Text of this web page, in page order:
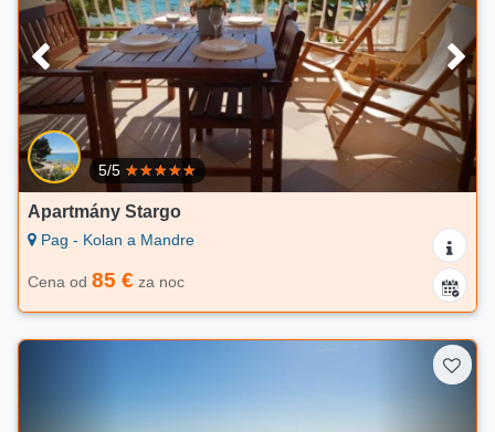
5/5
Apartmány Stargo
Pag - Kolan a Mandre
Cena od 85 € za noc